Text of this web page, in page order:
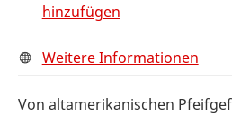
hinzufügen
Weitere Informationen
Von altamerikanischen